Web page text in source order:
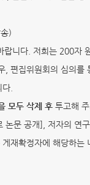
)
니다. 저희는 200자
편집위원회의 심의를
.
모두 삭제 후 투고해
문 공개], 저자의 연
재확정자에 해당하는